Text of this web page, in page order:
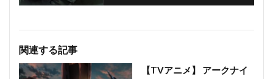
関連する記事
【TVアニメ】 アークナイ